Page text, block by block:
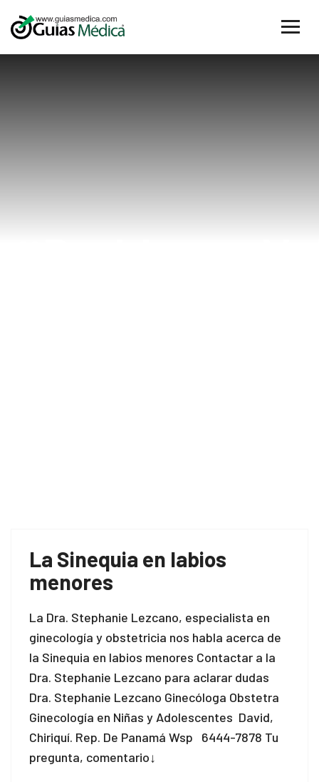
La Sinequia en labios
menores
La Dra. Stephanie Lezcano, especialista en
ginecología y obstetricia nos habla acerca de
la Sinequia en labios menores Contactar a la
Dra. Stephanie Lezcano para aclarar dudas
Dra. Stephanie Lezcano Ginecóloga Obstetra
Ginecología en Niñas y Adolescentes David,
Chiriquí. Rep. De Panamá Wsp 6444-7878 Tu
pregunta, comentario↓